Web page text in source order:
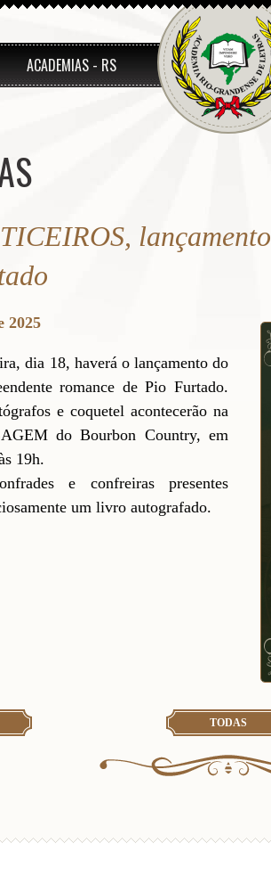
ACADEMIAS - RS
2025
dia 18, haverá o lançamento do
romance de Pio Furtado.
e coquetel acontecerão na
do Bourbon Country, em
19h.
e confreiras presentes
um livro autografado.
TODAS